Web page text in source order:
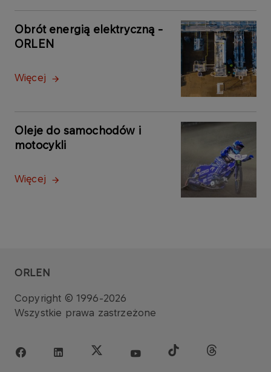
Obrót energią elektryczną -
ORLEN
Więcej
Oleje do samochodów i
motocykli
Więcej
ORLEN
Copyright © 1996-2026
Wszystkie prawa zastrzeżone